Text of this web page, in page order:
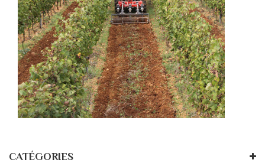
CATÉGORIES